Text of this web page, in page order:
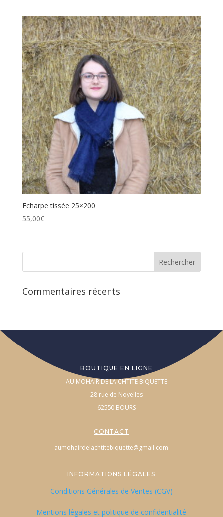
Echarpe tissée 25×200
55,00€
Commentaires récents
BOUTIQUE EN LIGNE
AU MOHAIR DE LA CHTITE BIQUETTE
28 rue de Noyelles
62550 BOURS
CONTACT
aumohairdelachtitebiquette@gmail.com
INFORMATIONS LÉGALES
Conditions Générales de Ventes (CGV)
Mentions légales et politique de confidentialité